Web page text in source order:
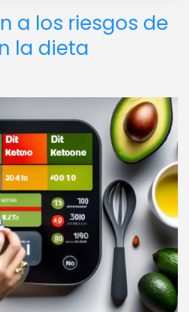
a los riesgos de
la dieta